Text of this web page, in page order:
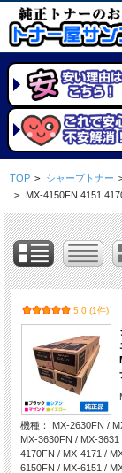
TOP > シャープトナー
> MX-4150FN 4151
5.0 (1件)
機種： MX-2630FN /
MX-3630FN / MX-
4170FN / MX-4171 /
6150FN / MX-6151 /